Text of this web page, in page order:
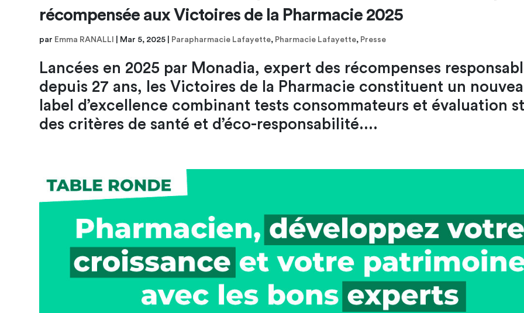
récompensée aux Victoires de la Pharmacie 2025
par Emma RANALLI Mar 5, 2025 Parapharmacie Lafayette, Pharmacie Lafayette, Presse
Lancées en 2025 par Monadia, expert des récompenses
depuis 27 ans, les Victoires de la Pharmacie constituent un
label d’excellence combinant tests consommateurs et évaluation
des critères de santé et d’éco-responsabilité....